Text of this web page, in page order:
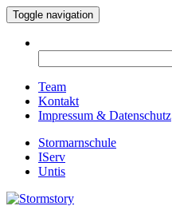
Toggle navigation
nach:
Team
Kontakt
Impressum & Datenschutz
Stormarnschule
IServ
Untis